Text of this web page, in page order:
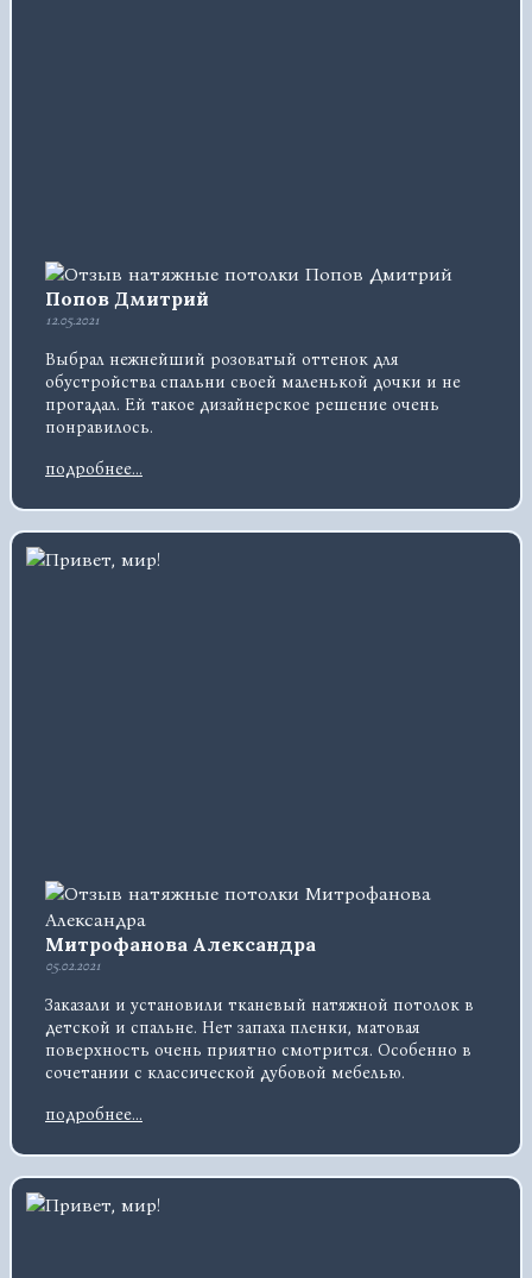
Попов Дмитрий
12.05.2021
Выбрал нежнейший розоватый оттенок для
обустройства спальни своей маленькой дочки и не
прогадал. Ей такое дизайнерское решение очень
понравилось.
подробнее...
Митрофанова Александра
05.02.2021
Заказали и установили тканевый натяжной потолок в
детской и спальне. Нет запаха пленки, матовая
поверхность очень приятно смотрится. Особенно в
сочетании с классической дубовой мебелью.
подробнее...